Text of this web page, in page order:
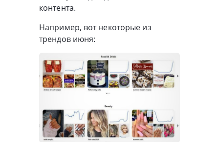
контента.
Например, вот некоторые из
трендов июня: